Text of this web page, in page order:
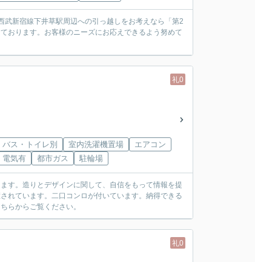
新宿線下井草駅周辺への引っ越しをお考えなら「第2
おります。お客様のニーズにお応えできるよう努めて
礼0
バス・トイレ別 室内洗濯機置場
エアコン
電気有
都市ガス 駐輪場
す。造りとデザインに関して、自信をもって情報を提
れています。二口コンロが付いています。納得できる
らからご覧ください。
礼0